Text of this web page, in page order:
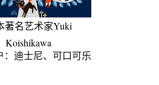
著名艺术家Yuki
Koishikawa
：迪士尼、可口可乐